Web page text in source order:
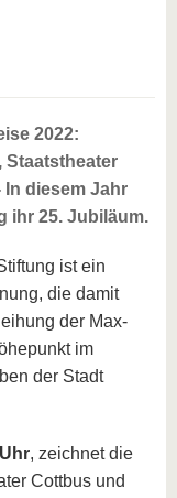
2022:
Staatstheater
diesem Jahr
ihr 25. Jubiläum.
ist ein
die damit
der Max-
im
der Stadt
, zeich­net die
Cottbus und